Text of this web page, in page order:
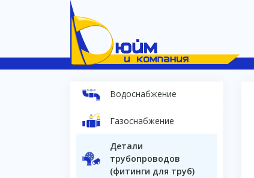
Водоснабжение
Газоснабжение
Детали
трубопроводов
(фитинги для труб)